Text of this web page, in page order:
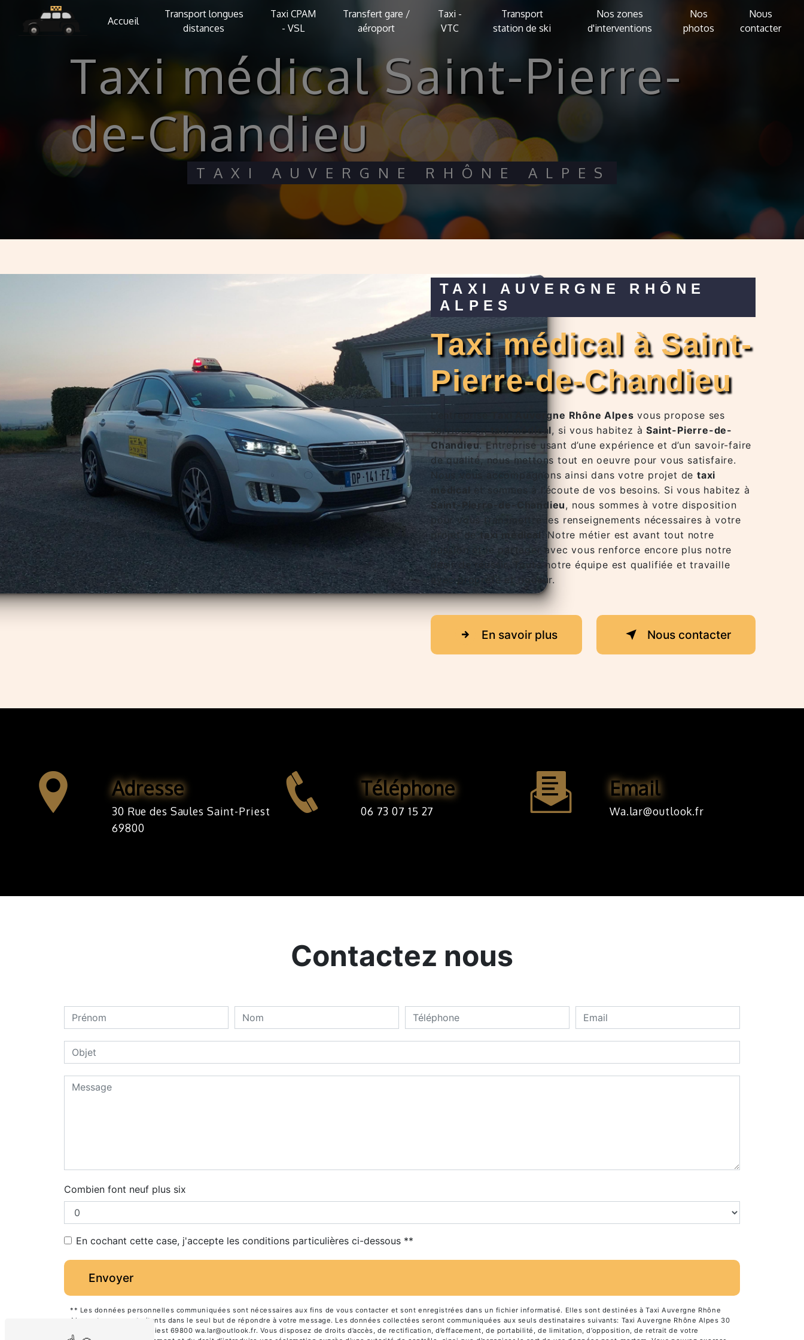
Accueil
Transport longues
distances
Taxi CPAM
- VSL
Transfert gare /
aéroport
Taxi -
VTC
Transport
station de ski
Nos zones
d'interventions
Nos
photos
Nous
contacter
taxi médical Saint-Pierre-
de-Chandieu
TAXI AUVERGNE RHÔNE ALPES
TAXI AUVERGNE RHÔNE
ALPES
taxi médical à Saint-
Pierre-de-Chandieu
Taxi Auvergne Rhône Alpes vous propose ses
services entaxi médical, si vous habitez àSaint-Pierre-de-
Chandieu. Entreprise usant d’une expérience et d’un savoir-faire
de qualité, nous mettons tout en oeuvre pour vous satisfaire.
Nous vous accompagnons ainsi dans votre projet de taxi
médical
et sommes à l’écoute de vos besoins. Si vous habitez à
Saint-Pierre-de-Chandieu, nous sommes à votre disposition
pour vous transmettre les renseignements nécessaires à votre
projet de taxi médical
. Notre métier est avant tout notre
passion et le partager avec vous renforce encore plus notre
désir de réussir. Toute notre équipe est qualifiée et travaille
avec propreté et rigueur.
En savoir plus Nous contacter
Adresse
30 Rue des Saules Saint-Priest
69800
Téléphone
06 73 07 15 27
Email
wa.lar@outlook.fr
Contactez nous
Combien font neuf plus six
En cochant cette case, j'accepte les conditions particulières ci-dessous **
Envoyer
** Les données personnelles communiquées sont nécessaires aux fins de vous contacter et sont enregistrées dans un fichier informatisé. Elles sont destinées à Taxi Auvergne Rhône
Alpes et ses sous-traitants dans le seul but de répondre à votre message. Les données collectées seront communiquées aux seuls destinataires suivants: Taxi Auvergne Rhône Alpes 30
Rue des Saules Saint-Priest 69800 wa.lar@outlook.fr. Vous disposez de droits d’accès, de rectification, d’effacement, de portabilité, de limitation, d’opposition, de retrait de votre
Panneau de gestion des cookies